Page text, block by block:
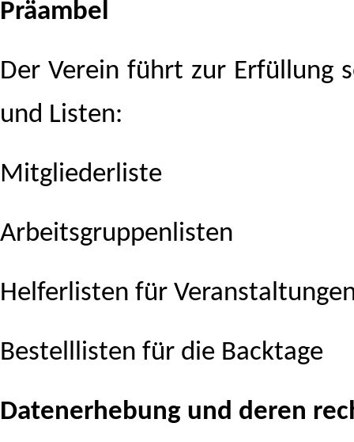
Präambel
Der Verein führt zur Erfüllung
und Listen:
Mitgliederliste
Arbeitsgruppenlisten
Helferlisten für
Bestelllisten für die Backtage
Datenerhebung und deren